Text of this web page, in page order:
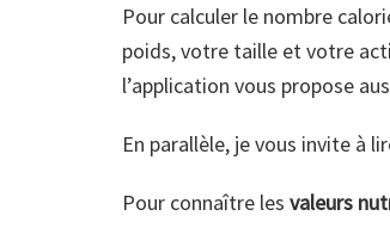
Pour calculer le nombre
poids, votre taille et votre
l’application vous propose
En parallèle, je vous invite à
Pour connaître les valeurs